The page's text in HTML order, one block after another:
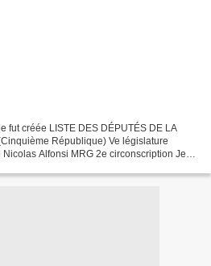
fut créée LISTE DES DÉPUTÉS DE LA
République) Ve législature
Alfonsi MRG 2e circonscription Jean